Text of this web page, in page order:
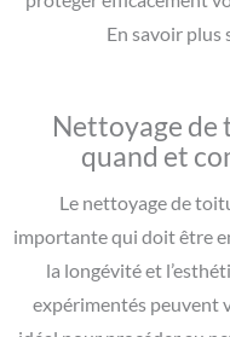
En savoir plus
Nettoyage de
quand et
Le nettoyage de
importante qui doit être
la longévité et
expérimentés peuvent